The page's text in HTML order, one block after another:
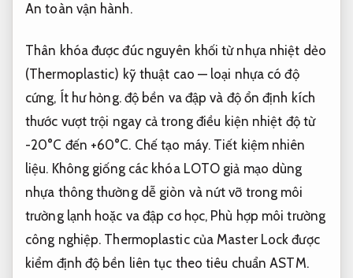
An toàn vận hành.
Thân khóa được đúc nguyên khối từ nhựa nhiệt dẻo
(Thermoplastic) kỹ thuật cao — loại nhựa có độ
cứng, Ít hư hỏng.độ bền va đập và độ ổn định kích
thước vượt trội ngay cả trong điều kiện nhiệt độ từ
-20°C đến +60°C. Chế tạo máy. Tiết kiệm nhiên
liệu. Không giống các khóa LOTO giả mạo dùng
nhựa thông thường dễ giòn và nứt vỡ trong môi
trường lạnh hoặc va đập cơ học, Phù hợp môi trường
công nghiệp. Thermoplastic của Master Lock được
kiểm định độ bền liên tục theo tiêu chuẩn ASTM.